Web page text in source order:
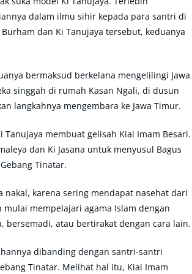
dalam ilmu sihir kepada para santri di
dan Ki Tanujaya tersebut, keduanya
bermaksud berkelana mengelilingi Jawa
singgah di rumah Kasan Ngali, di dusun
langkahnya mengembara ke Jawa Timur.
membuat gelisah Kiai Imam Besari.
dan Ki Jasana untuk menyusul Bagus
Tinatar.
nakal, karena sering mendapat nasehat dari
mempelajari agama Islam dengan
bersemadi, atau bertirakat dengan cara lain.
dibanding dengan santri-santri
Tinatar. Melihat hal itu, Kiai Imam